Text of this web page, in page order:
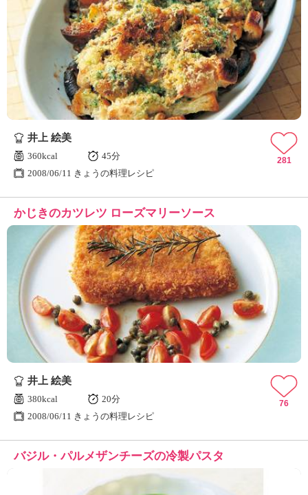
井上 絵美
360kcal
45分
2008/06/11 きょうの料理レシピ
281
かじきのカツレツ ローズマリーソース
井上 絵美
380kcal
20分
2008/06/11 きょうの料理レシピ
76
バジル・パルメザンチーズの冷製パスタ